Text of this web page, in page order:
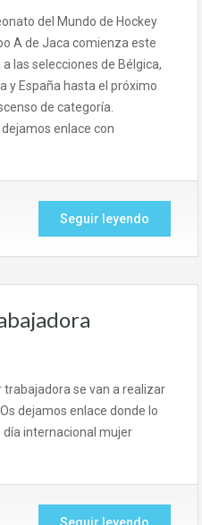
del Mundo de Hockey
A de Jaca comienza este
las selecciones de Bélgica,
y España hasta el próximo
de categoría.
enlace con
Seguir leyendo
trabajadora se van a realizar
dejamos enlace donde lo
internacional mujer